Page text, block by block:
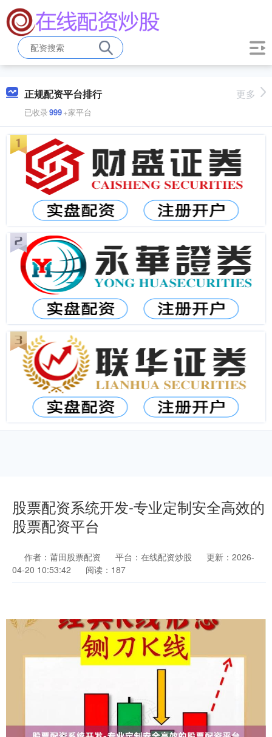
正规配资平台排行
已收录999+家平台
更多
股票配资系统开发-专业定制安全高效的
股票配资平台
作者：莆田股票配资 平台：在线配资炒股
更新：2026-
04-20 10:53:42
阅读：187